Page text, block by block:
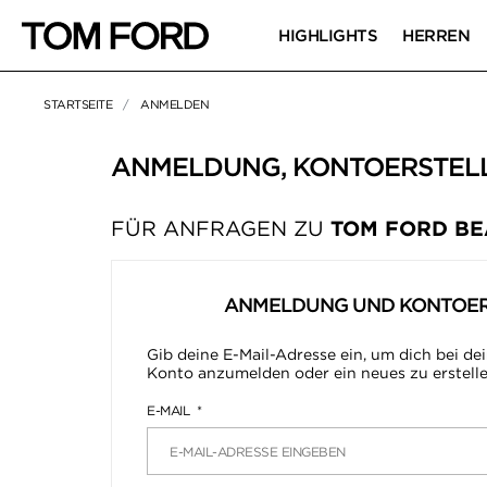
HIGHLIGHTS HERREN
STARTSEITE ANMELDEN
ANMELDUNG,
FÜR ANFRAGEN ZU TOM FORD
ANMELDUNG UND
Gib deine E-Mail-Adresse ein, um dich bei
Konto anzumelden oder ein neues zu
E-MAIL